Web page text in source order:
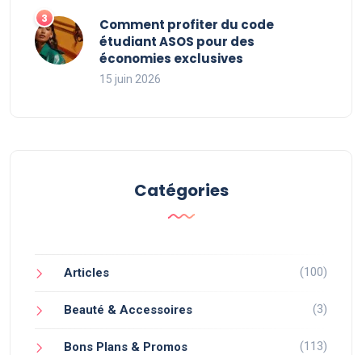
Comment profiter du code
étudiant ASOS pour des
économies exclusives
15 juin 2026
Catégories
Articles (100)
Beauté & Accessoires (3)
Bons Plans & Promos (113)